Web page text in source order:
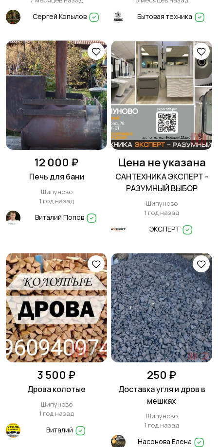
Сергей Копылов
техника в Шипуново
Бытовая техника
12 000 ₽
Печь для бани
Шипуново
1 год назад
Виталий Попов
Цена не указана
САНТЕХНИКА ЭКСПЕРТ -
РАЗУМНЫЙ ВЫБОР
Шипуново
1 год назад
ЭКСПЕРТ
3 500 ₽
Дрова колотые
Шипуново
1 год назад
Виталий
250 ₽
Доставка угля и дров в
мешках
Шипуново
1 год назад
Насонова Елена